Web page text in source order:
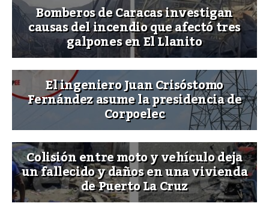
Bomberos de Caracas investigan
causas del incendio que afectó tres
galpones en El Llanito
El ingeniero Juan Crisóstomo
Fernández asume la presidencia de
Corpoelec
Colisión entre moto y vehículo deja
un fallecido y daños en una vivienda
de Puerto La Cruz